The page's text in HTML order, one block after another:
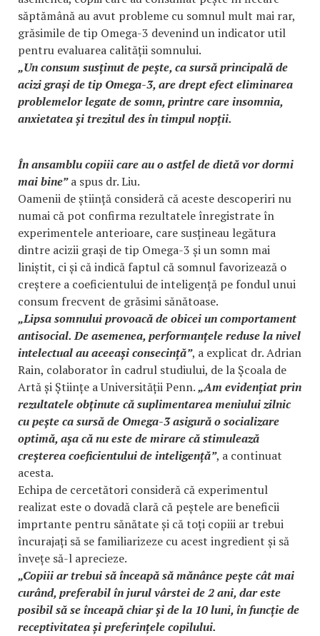
săptămână au avut probleme cu somnul mult mai rar,
grăsimile de tip Omega-3 devenind un indicator util
pentru evaluarea calității somnului.
„Un consum susținut de pește, ca sursă principală de
acizi grași de tip Omega-3, are drept efect eliminarea
problemelor legate de somn, printre care insomnia,
anxietatea și trezitul des în timpul nopții.
În ansamblu copiii care au o astfel de dietă vor dormi
mai bine”a spus dr. Liu.
Oamenii de știință consideră că aceste descoperiri nu
numai că pot confirma rezultatele înregistrate în
experimentele anterioare, care susțineau legătura
dintre acizii grași de tip Omega-3 și un somn mai
liniștit, ci și că indică faptul că somnul favorizează o
creștere a coeficientului de inteligență pe fondul unui
consum frecvent de grăsimi sănătoase.
„Lipsa somnului provoacă de obicei un comportament
antisocial. De asemenea, performanțele reduse la nivel
intelectual au aceeași consecință”, a explicat dr. Adrian
Rain, colaborator în cadrul studiului, de la Școala de
Artă și Științe a Universității Penn.„Am evidențiat prin
rezultatele obținute că suplimentarea meniului zilnic
cu pește ca sursă de Omega-3 asigură o socializare
optimă, așa că nu este de mirare că stimulează
creșterea coeficientului de inteligență”, a continuat
acesta.
Echipa de cercetători consideră că experimentul
realizat este o dovadă clară că peștele are beneficii
imprtante pentru sănătate și că toți copiii ar trebui
încurajați să se familiarizeze cu acest ingredient și să
învețe să-l aprecieze.
„Copiii ar trebui să înceapă să mănânce pește cât mai
curând, preferabil în jurul vârstei de 2 ani, dar este
posibil să se înceapă chiar și de la 10 luni, în funcție de
receptivitatea și preferințele copilului.